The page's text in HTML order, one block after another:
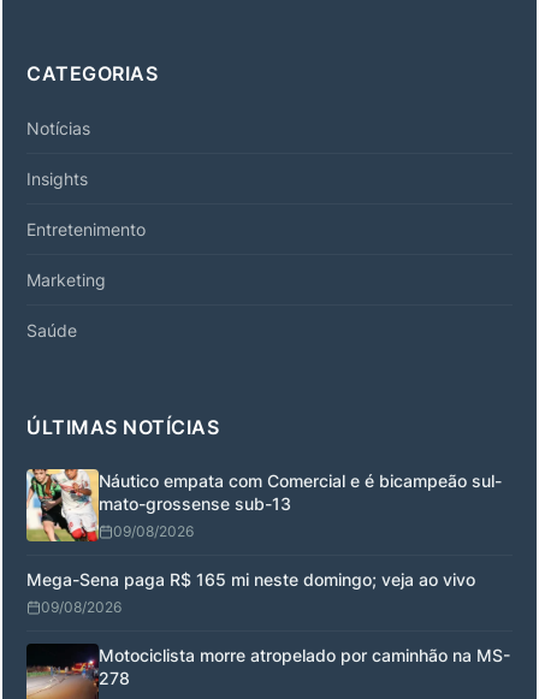
CATEGORIAS
Notícias
Insights
Entretenimento
Marketing
Saúde
ÚLTIMAS NOTÍCIAS
Náutico empata com Comercial e é bicampeão sul-
mato-grossense sub-13
09/08/2026
Mega-Sena paga R$ 165 mi neste domingo; veja ao vivo
09/08/2026
Motociclista morre atropelado por caminhão na MS-
278